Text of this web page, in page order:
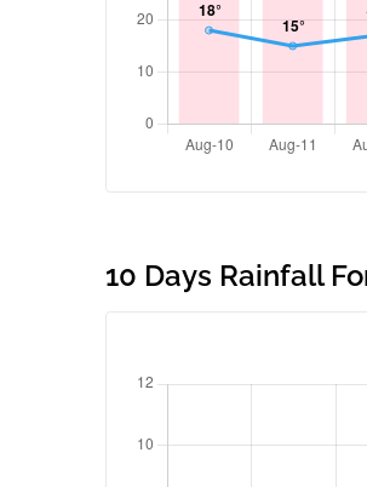
10 Days Rainfall